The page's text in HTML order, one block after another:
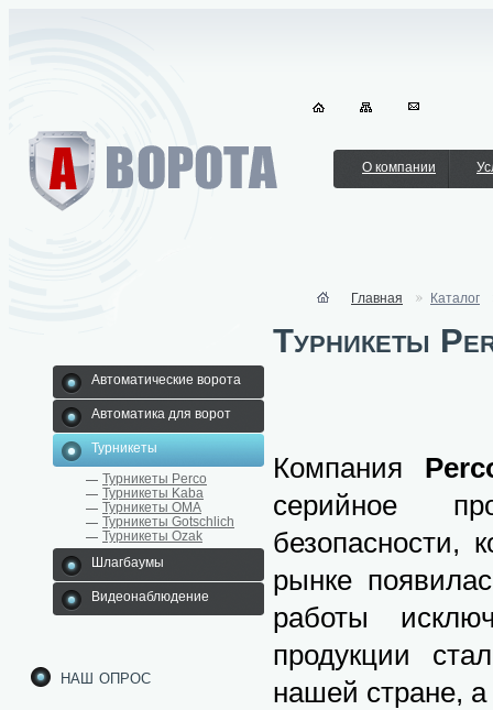
О компании
Автоматические ворота
Автоматика для ворот
Турникеты
Турникеты Perco
Турникеты Kaba
Турникеты ОМА
Турникеты Gotschlich
Турникеты Ozak
Шлагбаумы
Видеонаблюдение
наш опрос
Главная Каталог
Турникеты
Компания
серийное
безопасности,
рынке
работы
продукции
нашей стране,